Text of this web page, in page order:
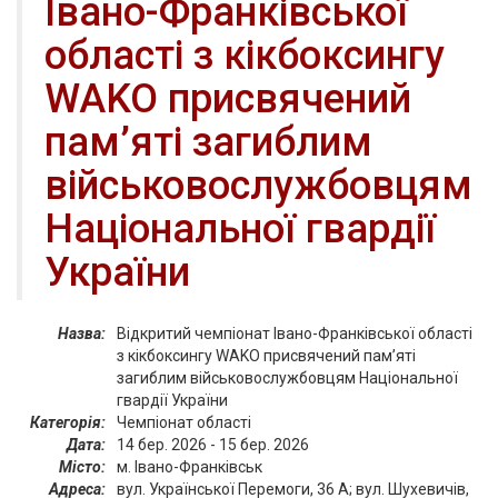
Івано-Франківської
області з кікбоксингу
WAKO присвячений
пам’яті загиблим
військовослужбовцям
Національної гвардії
України
Назва:
Відкритий чемпіонат Івано-Франківської області
з кікбоксингу WAKO присвячений пам’яті
загиблим військовослужбовцям Національної
гвардії України
Категорія:
Чемпіонат області
Дата:
14 бер. 2026 - 15 бер. 2026
Місто:
м. Івано-Франківськ
Адреса:
вул. Української Перемоги, 36 А; вул. Шухевичів,